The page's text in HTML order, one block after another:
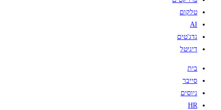
טלקום
AI
גדג'טים
דיגיטל
בית
סייבר
גיוסים
HR